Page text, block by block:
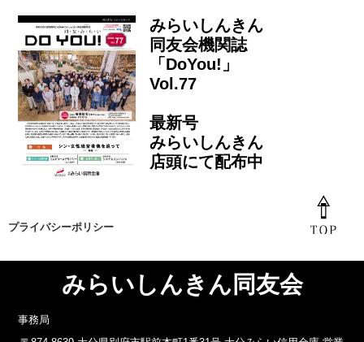
みらいしんきん
同友会機関誌
「DoYou!」
Vol.77
最新号
みらいしんきん
店頭にて配布中
プライバシーポリシー
みらいしんきん同友会
事務局